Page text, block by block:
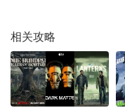
想当年伊娜女神作为
佛爷也将她奉为缪斯。
相关攻略